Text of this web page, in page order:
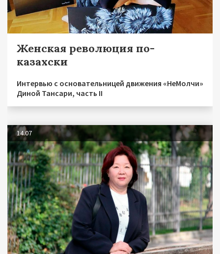
Женская революция по-
казахски
Интервью с основательницей движения «НеМолчи»
Диной Тансари, часть II
14.07